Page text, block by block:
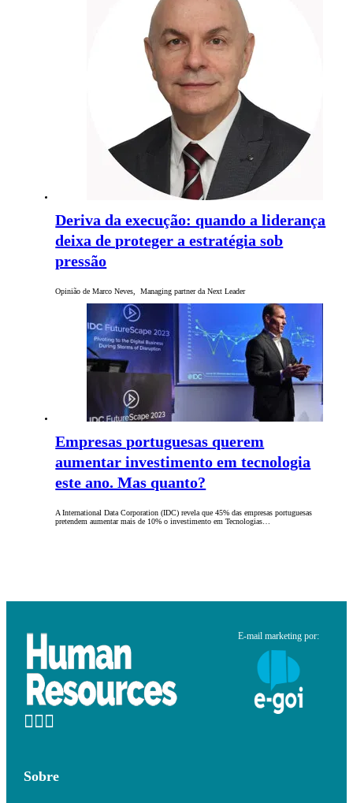
Deriva da execução: quando a liderança
deixa de proteger a estratégia sob
pressão
Opinião de Marco Neves, Managing partner da Next Leader
Empresas portuguesas querem
aumentar investimento em tecnologia
este ano. Mas quanto?
A International Data Corporation (IDC) revela que 45% das empresas portuguesas
pretendem aumentar mais de 10% o investimento em Tecnologias…
E-mail marketing por:
Sobre